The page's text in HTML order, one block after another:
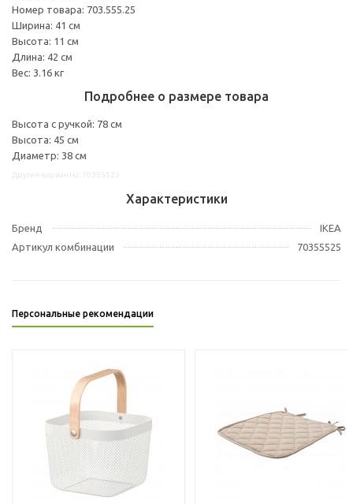
Номер товара: 703.555.25
Ширина: 41 см
Высота: 11 см
Длина: 42 см
Вес: 3.16 кг
Подробнее о размере товара
Высота с ручкой: 78 см
Высота: 45 см
Диаметр: 38 см
Характеристики
Бренд
IKEA
Артикул комбинации
70355525
Персональные рекомендации